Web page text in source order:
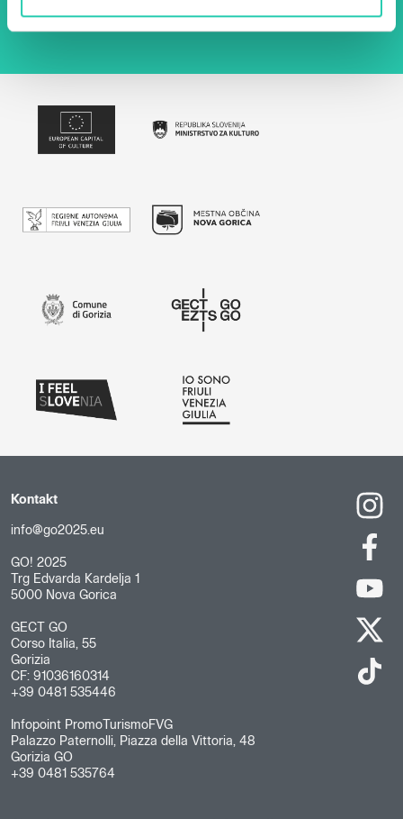
Kontakt
info@go2025.eu
GO! 2025
Trg Edvarda Kardelja 1
5000 Nova Gorica
GECT GO
Corso Italia, 55
Gorizia
CF: 91036160314
+39 0481 535446
Infopoint PromoTurismoFVG
Palazzo Paternolli, Piazza della Vittoria, 48
Gorizia GO
+39 0481 535764